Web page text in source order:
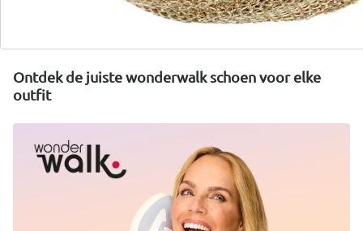
Nu ontdekken
Ontdek de juiste wonderwalk schoen voor elke
outfit